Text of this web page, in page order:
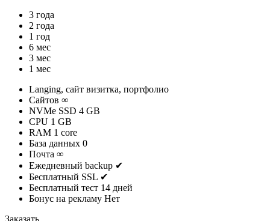
3 года
2 года
1 год
6 мес
3 мес
1 мес
Langing, сайт визитка, портфолио
Cайтов ∞
NVMe SSD 4 GB
CPU 1 GB
RAM 1 core
База данных 0
Почта ∞
Ежедневный backup ✔
Бесплатный SSL ✔
Бесплатный тест 14 дней
Бонус на рекламу Нет
Заказать